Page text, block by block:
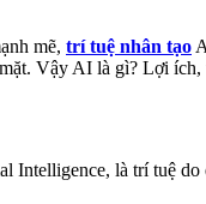
mẽ, trí tuệ nhân tạo
Vậy AI là gì? Lợi
Intelligence, là trí tuệ